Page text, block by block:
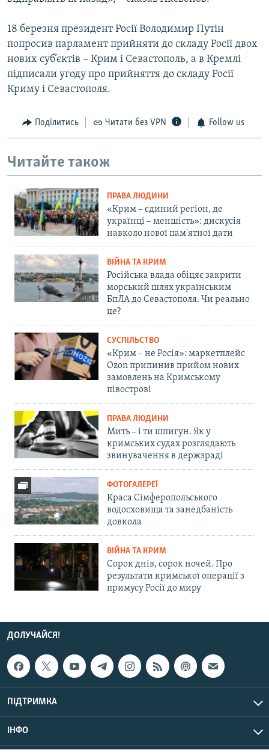
18 березня президент Росії Володимир Путін
попросив парламент прийняти до складу Росії двох
нових суб’єктів – Крим і Севастополь, а в Кремлі
підписали угоду про прийняття до складу Росії
Криму і Севастополя.
Поділитись Читати без VPN Follow us
Читайте також
ПРАВА ЛЮДИНИ
«Крим – єдиний регіон, де
українці – меншість»: дискусія
навколо нової пам'ятної дати
ВІЙНА ТА КРИМ
Російська влада обіцяє закрити
морський шлях українським
БпЛА до Севастополя. Чи реально
це?
СУСПІЛЬСТВО
«Крим – не Росія»: маркетплейс
Ozon припинив прийом нових
замовлень на Кримському
півострові
ПРАВА ЛЮДИНИ
Мить – і ти шпигун. Як у
кримських судах розглядають
звинувачення в держзраді
ФОТОГАЛЕРЕЇ
Краса Сімферопольського
водосховища та занедбаність
довкола
ВІЙНА ТА КРИМ
Сорок днів, сорок ночей. Про
результати кримської операції з
примусу Росії до миру
ДОЛУЧАЙСЯ!
ПІДТРИМКА
ІНФО